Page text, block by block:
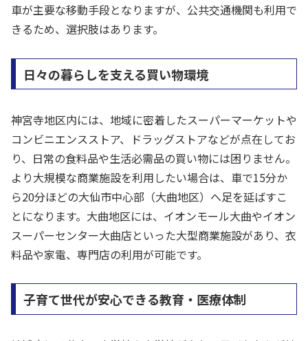
車が主要な移動手段となりますが、公共交通機関も利用で
きるため、選択肢はあります。
日々の暮らしを支える買い物環境
神宮寺地区内には、地域に密着したスーパーマーケットや
コンビニエンスストア、ドラッグストアなどが点在してお
り、日常の食料品や生活必需品の買い物には困りません。
より大規模な商業施設を利用したい場合は、車で15分か
ら20分ほどの大仙市中心部（大曲地区）へ足を延ばすこ
とになります。大曲地区には、イオンモール大曲やイオン
スーパーセンター大曲店といった大型商業施設があり、衣
料品や家電、専門店の利用が可能です。
子育て世代が安心できる教育・医療体制